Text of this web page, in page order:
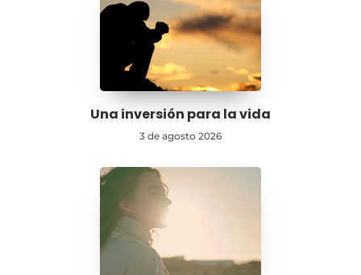
Una inversión para la vida
3 de agosto 2026